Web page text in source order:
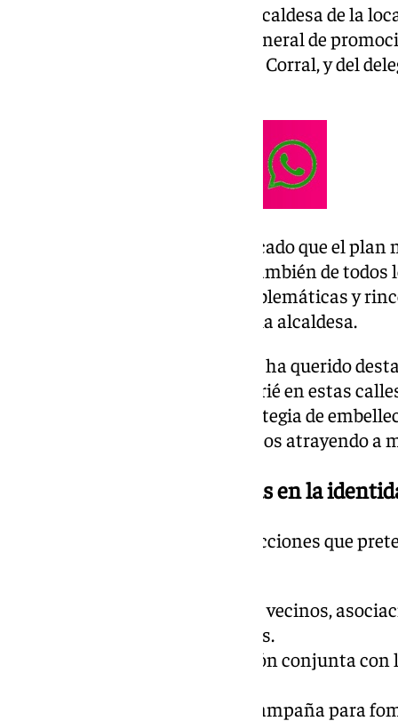
En la presentación de esta, la alcaldesa de la
acompañada por la directora general de
Junta de Andalucía, Gemma del Corral, y del
Durante el acto, Rivas ha destacado que el
participación del consistorio, también de todos
«podremos descubrir zonas emblemáticas y
nuestro pueblo», ha informado la alcaldesa.
Por su parte, Gemma del Corral, ha querido
porque soy de Mezquitilla, me crié en estas
conozco muy bien. Es una estrategia de
pensada y que va a dara sus frutos atrayendo
Diferentes acciones basadas en la
Esta ruta presenta diferentes acciones que
“Presume de Pueblo”, donde vecinos,
decorarán tejas y maceteros.
“Encala tu fachá”, una acción conjunta
“Yo cuido Algarrobo”, una campaña para